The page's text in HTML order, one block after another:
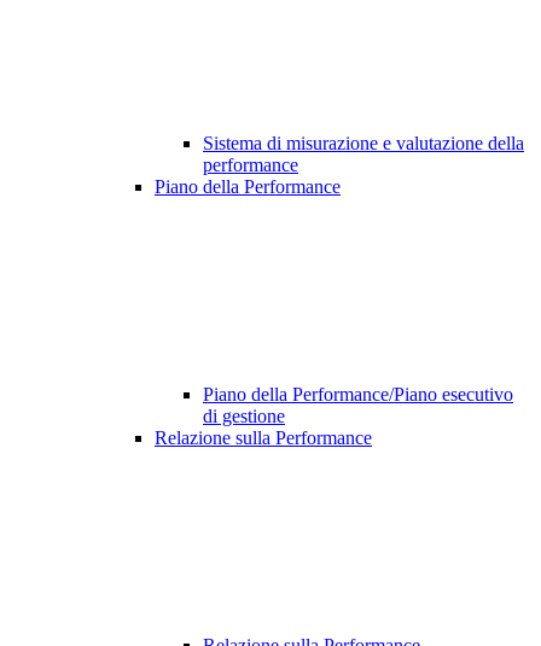
Sistema di misurazione e valutazione della
performance
Piano della Performance
Piano della Performance/Piano esecutivo
di gestione
Relazione sulla Performance